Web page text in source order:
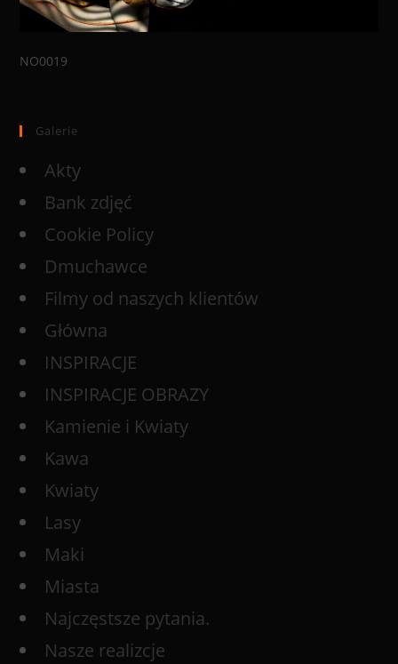
NO0019
Galerie
Akty
Bank zdjęć
Cookie Policy
Dmuchawce
Filmy od naszych klientów
Główna
INSPIRACJE
INSPIRACJE OBRAZY
Kamienie i Kwiaty
Kawa
Kwiaty
Lasy
Maki
Miasta
Najczęstsze pytania.
Nasze realizcje